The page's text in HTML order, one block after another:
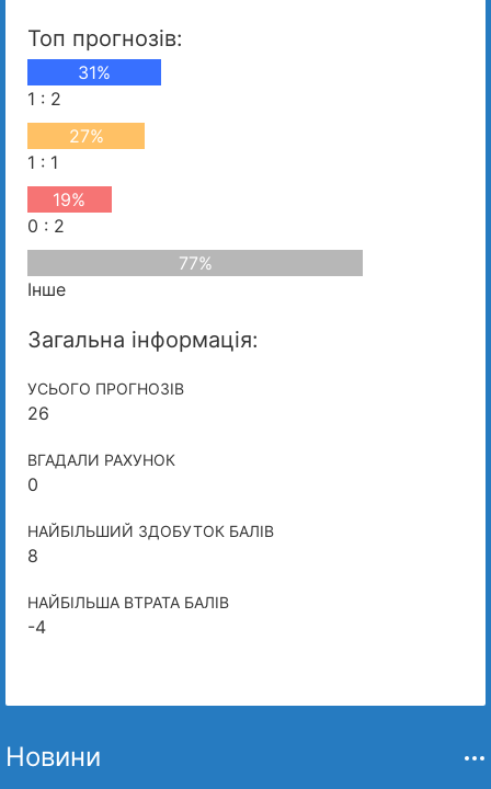
Топ прогнозів:
31%
1 : 2
27%
1 : 1
19%
0 : 2
77%
Інше
Загальна інформація:
УСЬОГО ПРОГНОЗІВ
26
ВГАДАЛИ РАХУНОК
0
НАЙБІЛЬШИЙ ЗДОБУТОК БАЛІВ
8
НАЙБІЛЬША ВТРАТА БАЛІВ
-4
Новини